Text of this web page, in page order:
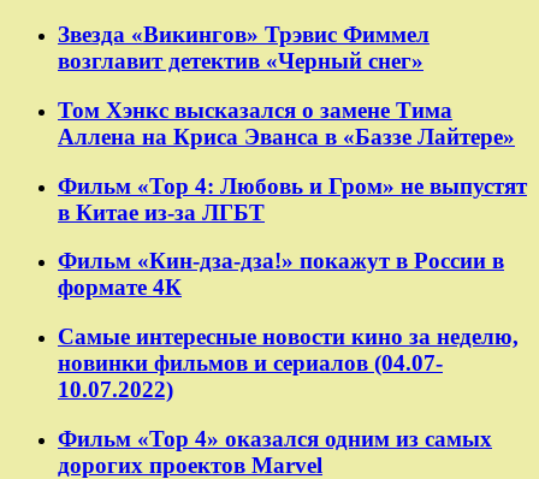
Звезда «Викингов» Трэвис Фиммел
возглавит детектив «Черный снег»
Том Хэнкс высказался о замене Тима
Аллена на Криса Эванса в «Баззе Лайтере»
Фильм «Тор 4: Любовь и Гром» не выпустят
в Китае из-за ЛГБТ
Фильм «Кин-дза-дза!» покажут в России в
формате 4К
Самые интересные новости кино за неделю,
новинки фильмов и сериалов (04.07-
10.07.2022)
Фильм «Тор 4» оказался одним из самых
дорогих проектов Marvel